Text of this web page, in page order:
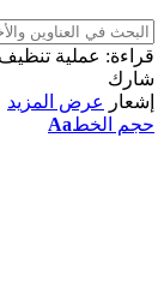
قراءة: عملية
شارك
إشعار
عرض المزيد
حجم الخطAa